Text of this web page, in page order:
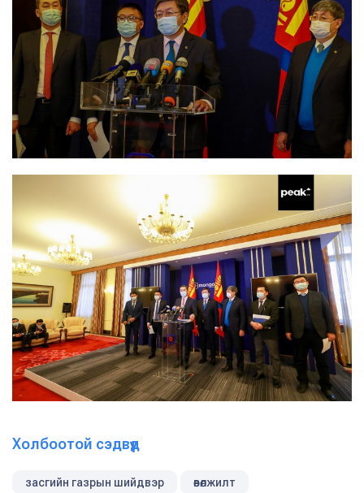
Холбоотой сэдвүүд
засгийн газрын шийдвэр өвөлжилт